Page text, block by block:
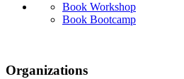
Book Workshop
Book Bootcamp
Organizations